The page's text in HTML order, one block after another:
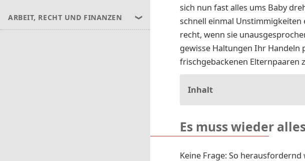
ARBEIT, RECHT UND FINANZEN
sich nun fast alles ums Baby
schnell einmal Unstimmigkeiten
recht, wenn sie
gewisse Haltungen Ihr
frischgebackenen Elternpaaren
Inhalt
Es muss wieder
Keine Frage: So